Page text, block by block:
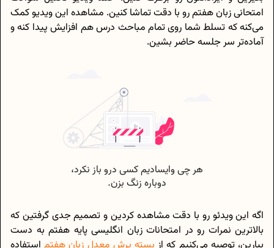
امتحانی زبان هفتم رو با دقت تماشا کنین. مشاهده این ویدیو کمک
می‌کنه که تسلط شما روی تمام مباحث درس هم افزایش پیدا کنه و
آماده‌تر سر جلسه حاضر بشین.
اگه این ویدئو رو با دقت مشاهده کردین و تصمیم جدی گرفتین که
بالاترین نمرات رو در امتحانات زبان انگلیسی پایه هفتم به دست